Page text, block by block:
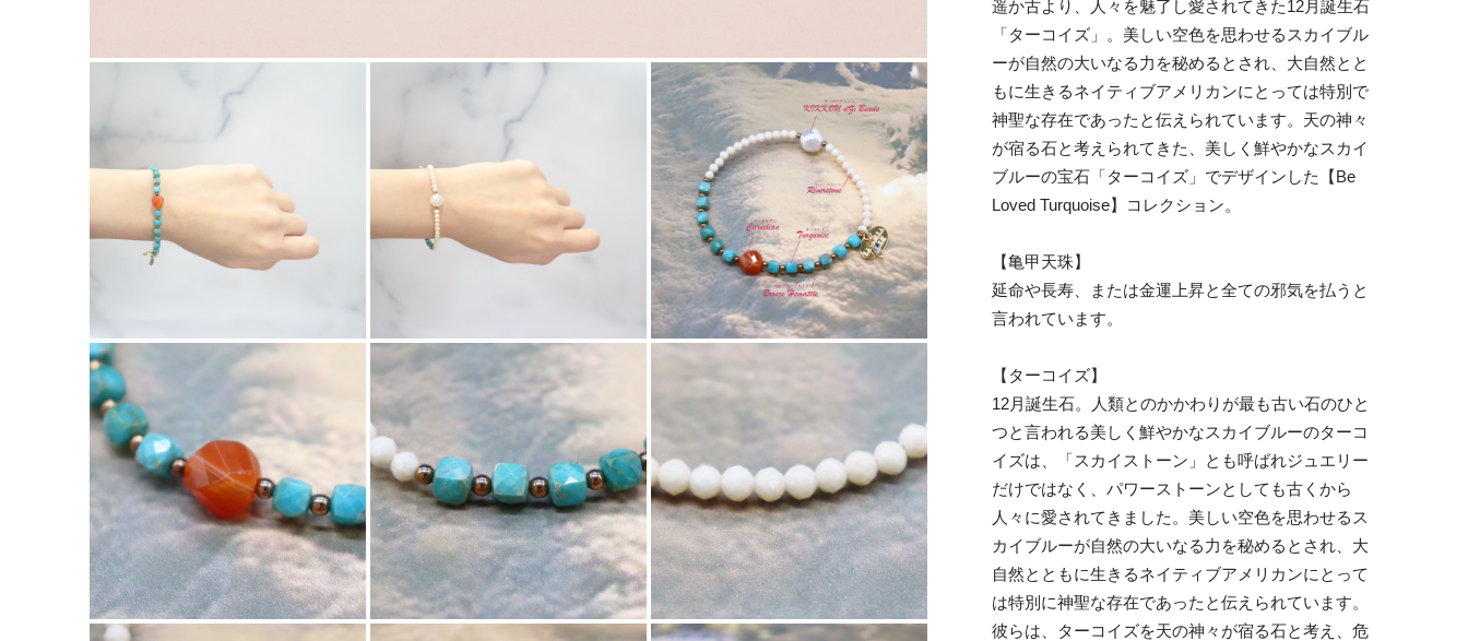
遥か古より、人々を魅了し愛されてきた12月誕生石
「ターコイズ」。美しい空色を思わせるスカイブル
ーが自然の大いなる力を秘めるとされ、大自然とと
もに生きるネイティブアメリカンにとっては特別で
神聖な存在であったと伝えられています。天の神々
が宿る石と考えられてきた、美しく鮮やかなスカイ
ブルーの宝石「ターコイズ」でデザインした【Be
Loved Turquoise】コレクション。
【亀甲天珠】
延命や長寿、または金運上昇と全ての邪気を払うと
言われています。
【ターコイズ】
12月誕生石。人類とのかかわりが最も古い石のひと
つと言われる美しく鮮やかなスカイブルーのターコ
イズは、「スカイストーン」とも呼ばれジュエリー
だけではなく、パワーストーンとしても古くから
人々に愛されてきました。美しい空色を思わせるス
カイブルーが自然の大いなる力を秘めるとされ、大
自然とともに生きるネイティブアメリカンにとって
は特別に神聖な存在であったと伝えられています。
彼らは、ターコイズを天の神々が宿る石と考え、危